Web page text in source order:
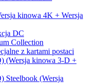
kinowa 4K + Wersja
DC
Collection
z kartami postaci
(Wersja kinowa 3-D +
Steelbook (Wersja